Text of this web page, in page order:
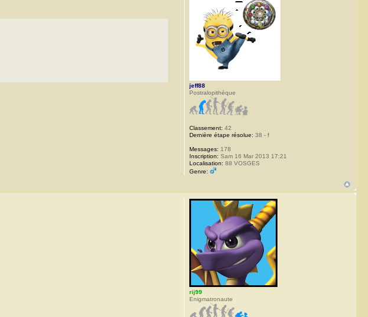
jeff88
Postralopithèque
Classement: 42
Dernière étape résolue: 38 - f
Messages: 178
Inscription: Sam 16 Mar 2013 17:21
Localisation: 88 VOSGES
Genre:
rij99
Enigmatronaute